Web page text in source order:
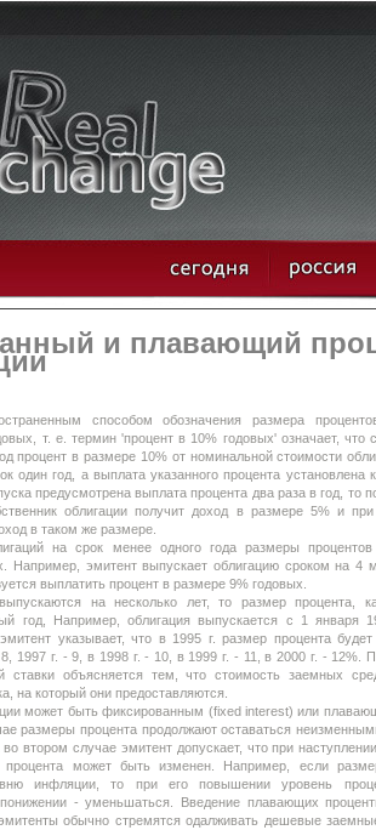
и плавающий
способом обозначения размера
т. е. термин 'процент в 10% годовых' означает, что
процент в размере 10% от номинальной стоимости
один год, а выплата указанного процента установлена
предусмотрена выплата процента два раза в год, то
облигации получит доход в размере 5% и
в таком же размере.
на срок менее одного года размеры
Например, эмитент выпускает облигацию сроком на 4
выплатить процент в размере 9% годовых.
на несколько лет, то размер процента,
год, Например, облигация выпускается с 1 января
указывает, что в 1995 г. размер процента будет
1997 г. - 9, в 1998 г. - 10, в 1999 г. - 11, в 2000 г. - 12%.
ставки объясняется тем, что стоимость заемных
на который они предоставляются.
может быть фиксированным (fixed interest) или
размеры процента продолжают оставаться
втором случае эмитент допускает, что при
процента может быть изменен. Например, если
инфляции, то при его повышении уровень
- уменьшаться. Введение плавающих
обычно стремятся одалживать дешевые